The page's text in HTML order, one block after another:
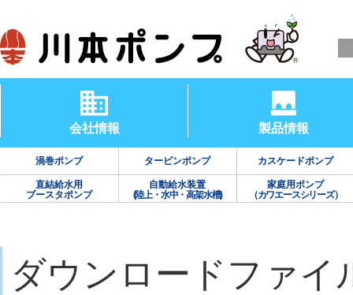
会社情報 製品情報
渦巻ポンプ タービンポンプ カスケードポンプ
直結給水用
ブースタポンプ
自動給水装置
(陸上・水中・高架水槽)
家庭用ポンプ
（カワエースシリーズ）
ダウンロードファイ